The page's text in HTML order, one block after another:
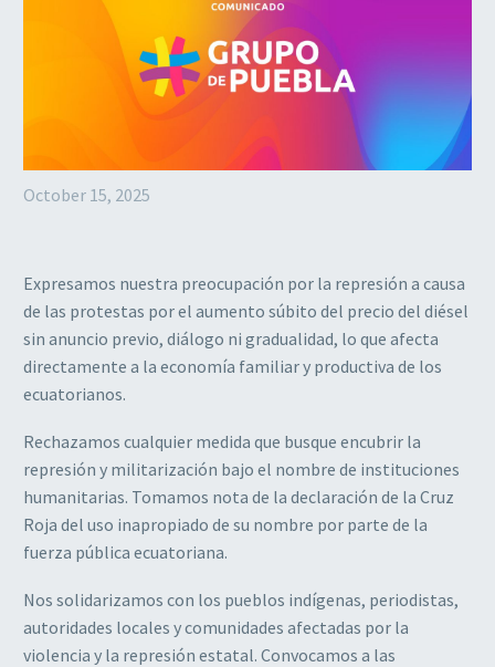
October 15, 2025
Expresamos nuestra preocupación por la represión a causa
de las protestas por el aumento súbito del precio del diésel
sin anuncio previo, diálogo ni gradualidad, lo que afecta
directamente a la economía familiar y productiva de los
ecuatorianos.
Rechazamos cualquier medida que busque encubrir la
represión y militarización bajo el nombre de instituciones
humanitarias. Tomamos nota de la declaración de la Cruz
Roja del uso inapropiado de su nombre por parte de la
fuerza pública ecuatoriana.
Nos solidarizamos con los pueblos indígenas, periodistas,
autoridades locales y comunidades afectadas por la
violencia y la represión estatal. Convocamos a las